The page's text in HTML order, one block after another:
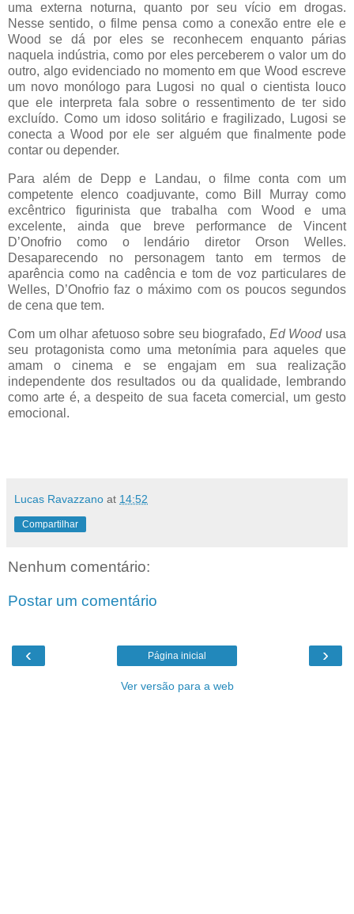
uma externa noturna, quanto por seu vício em drogas.
Nesse sentido, o filme pensa como a conexão entre ele e
Wood se dá por eles se reconhecem enquanto párias
naquela indústria, como por eles perceberem o valor um do
outro, algo evidenciado no momento em que Wood escreve
um novo monólogo para Lugosi no qual o cientista louco
que ele interpreta fala sobre o ressentimento de ter sido
excluído. Como um idoso solitário e fragilizado, Lugosi se
conecta a Wood por ele ser alguém que finalmente pode
contar ou depender.
Para além de Depp e Landau, o filme conta com um
competente elenco coadjuvante, como Bill Murray como
excêntrico figurinista que trabalha com Wood e uma
excelente, ainda que breve performance de Vincent
D’Onofrio como o lendário diretor Orson Welles.
Desaparecendo no personagem tanto em termos de
aparência como na cadência e tom de voz particulares de
Welles, D’Onofrio faz o máximo com os poucos segundos
de cena que tem.
Com um olhar afetuoso sobre seu biografado, Ed Wood usa
seu protagonista como uma metonímia para aqueles que
amam o cinema e se engajam em sua realização
independente dos resultados ou da qualidade, lembrando
como arte é, a despeito de sua faceta comercial, um gesto
emocional.
Lucas Ravazzano at 14:52
Compartilhar
Nenhum comentário:
Postar um comentário
‹ ›
Página inicial
Ver versão para a web